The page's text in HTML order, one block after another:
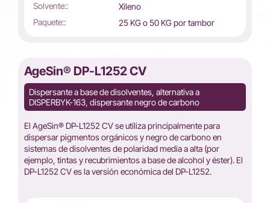
Solvente::
Xileno
Paquete::
25 KG o 50 KG por tambor
AgeSin® DP-L1252 CV
Dispersante a base de disolventes, alternativa a
DISPERBYK-163, dispersante negro de carbono
El AgeSin® DP-L1252 CV se utiliza principalmente para
dispersar pigmentos orgánicos y negro de carbono en
sistemas de disolventes de polaridad media a alta (por
ejemplo, tintas y recubrimientos a base de alcohol y éster). El
DP-L1252 CV es la versión económica del DP-L1252.